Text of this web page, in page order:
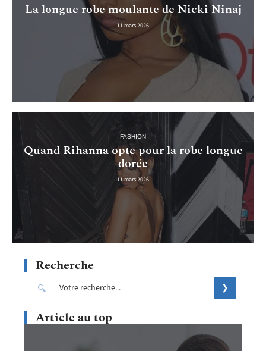
La longue robe moulante de Nicki Ninaj
11 mars 2026
FASHION
Quand Rihanna opte pour la robe longue
dorée
11 mars 2026
Recherche
Article au top